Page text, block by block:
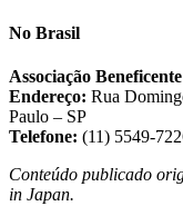
No Brasil
Associação
Endereço: Rua
Paulo – SP
Telefone: (11) 5549-
Conteúdo publicado
in Japan.